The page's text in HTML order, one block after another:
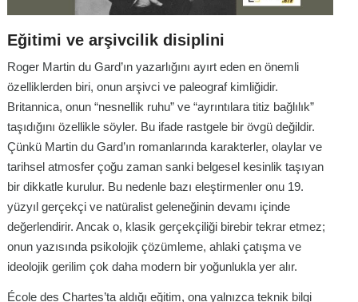
Eğitimi ve arşivcilik disiplini
Roger Martin du Gard’ın yazarlığını ayırt eden en önemli
özelliklerden biri, onun arşivci ve paleograf kimliğidir.
Britannica, onun “nesnellik ruhu” ve “ayrıntılara titiz bağlılık”
taşıdığını özellikle söyler. Bu ifade rastgele bir övgü değildir.
Çünkü Martin du Gard’ın romanlarında karakterler, olaylar ve
tarihsel atmosfer çoğu zaman sanki belgesel kesinlik taşıyan
bir dikkatle kurulur. Bu nedenle bazı eleştirmenler onu 19.
yüzyıl gerçekçi ve natüralist geleneğinin devamı içinde
değerlendirir. Ancak o, klasik gerçekçiliği birebir tekrar etmez;
onun yazısında psikolojik çözümleme, ahlaki çatışma ve
ideolojik gerilim çok daha modern bir yoğunlukla yer alır.
École des Chartes’ta aldığı eğitim, ona yalnızca teknik bilgi